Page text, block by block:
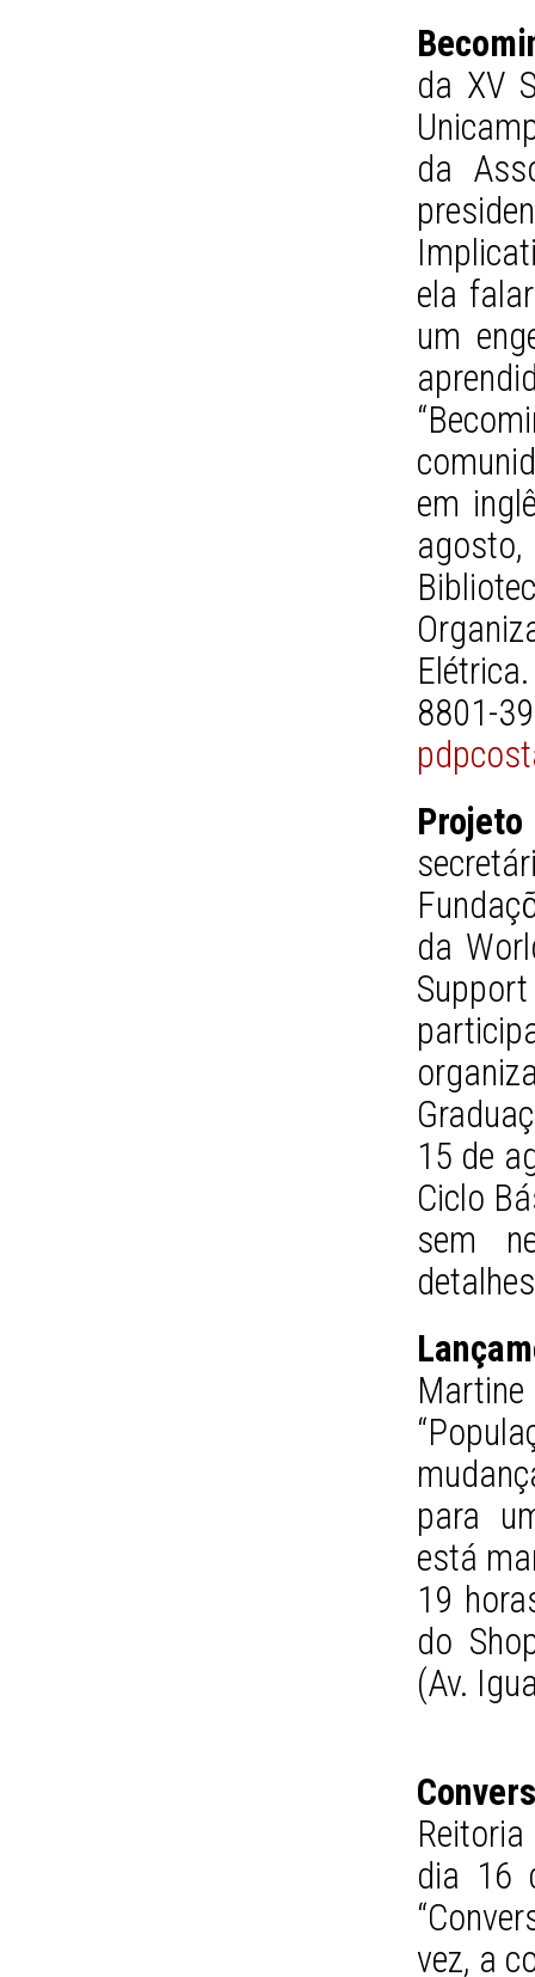
da XV
da
ela
um
em
da
15 de
Ciclo
sem
para
está
19
do
(Av.
dia 16
vez, a